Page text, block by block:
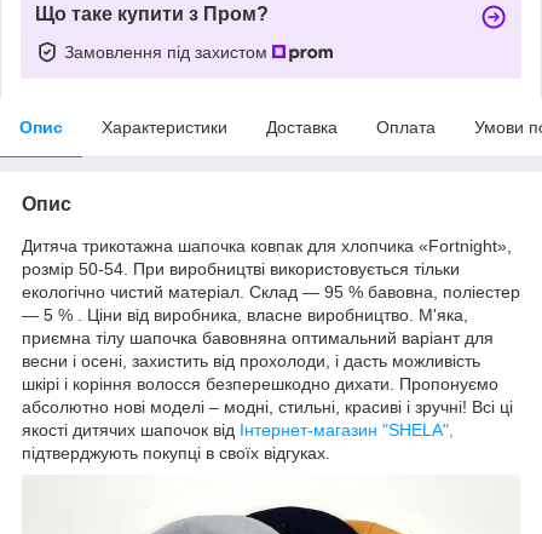
Що таке купити з Пром?
Замовлення під захистом
Опис Характеристики Доставка Оплата Умови
Опис
Дитяча трикотажна шапочка ковпак для хлопчика «Fortnight»,
розмір 50-54. При виробництві використовується тільки
екологічно чистий матеріал. Склад ― 95 % бавовна, поліестер
― 5 % . Ціни від виробника, власне виробництво. М'яка,
приємна тілу шапочка бавовняна оптимальний варіант для
весни і осені, захистить від прохолоди, і дасть можливість
шкірі і коріння волосся безперешкодно дихати. Пропонуємо
абсолютно нові моделі – модні, стильні, красиві і зручні! Всі ці
якості дитячих шапочок від Інтернет-магазин "SHELA",
підтверджують покупці в своїх відгуках.